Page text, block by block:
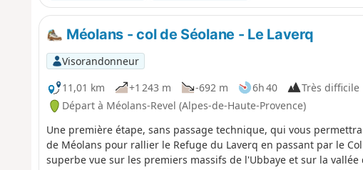
Méolans - col de Séolane - Le Laverq
Visorandonneur
11,01 km
+1 243 m -692 m 6h 40
Très difficile
Départ à Méolans-Revel (Alpes-de-Haute-Provence)
Une première étape, sans passage technique, qui vous
de Méolans pour rallier le Refuge du Laverq en passant par le
superbe vue sur les premiers massifs de l'Ubbaye et sur la vallée